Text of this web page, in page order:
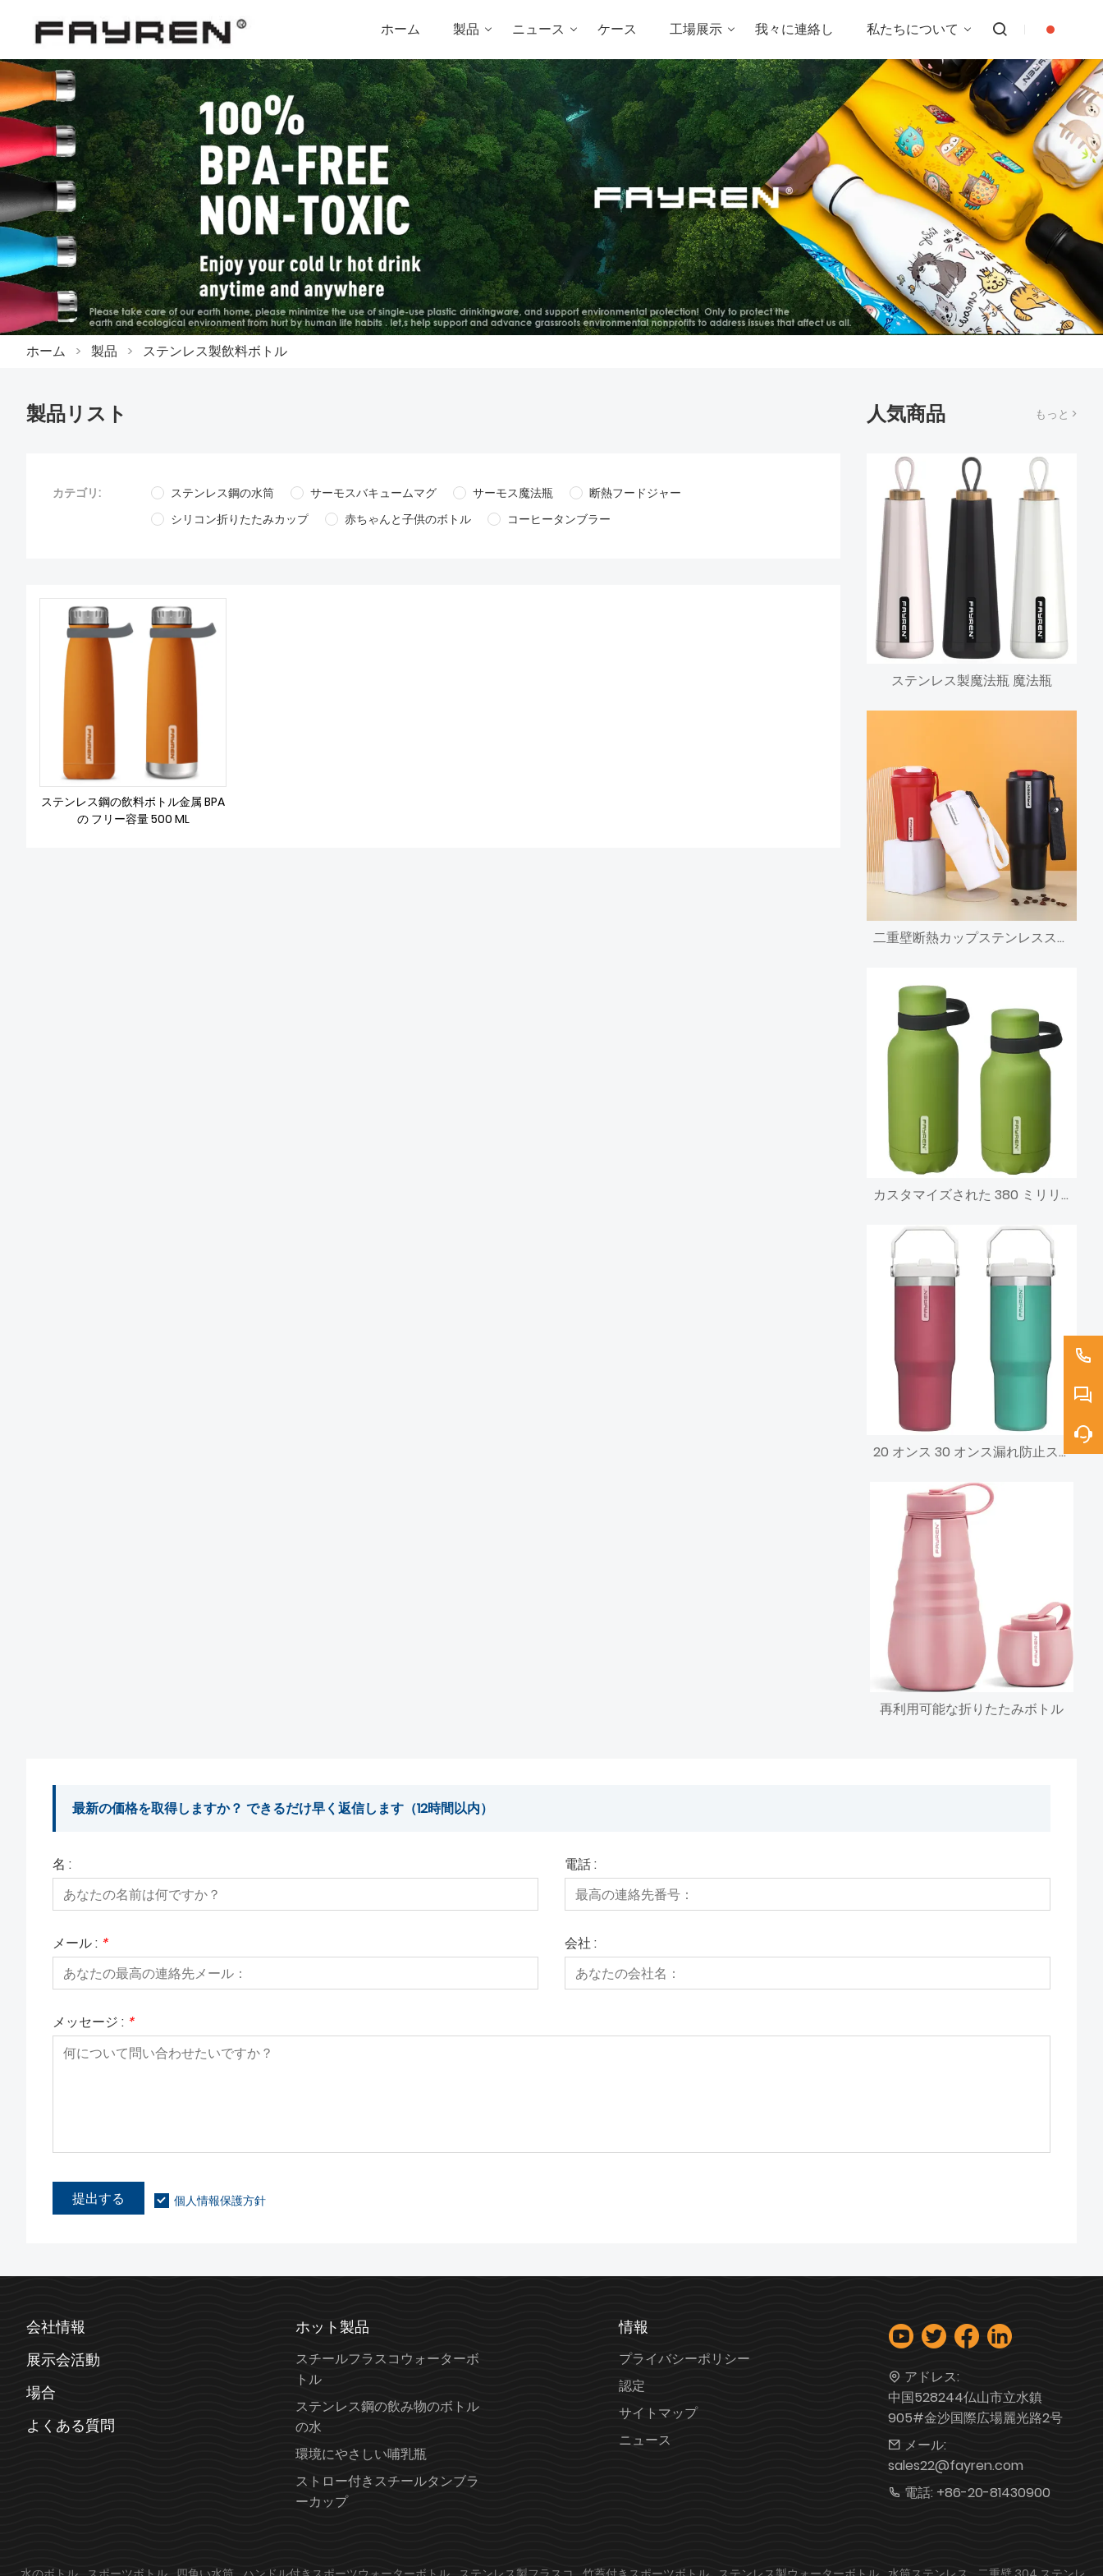
ホーム 製品 ニュース ケース 工場展示 我々に連絡し 私たちについて
ホーム > 製品 > ステンレス製飲料ボトル
製品リスト
カテゴリ: ステンレス鋼の水筒 サーモスバキュームマグ サーモス魔法瓶
断熱フードジャー
シリコン折りたたみカップ
赤ちゃんと子供のボトル コーヒータンブラー
ステンレス鋼の飲料ボトル金属 BPA
の フリー容量 500 ML
人気商品 もっと >
ステンレス製魔法瓶 魔法瓶
二重壁断熱カップステンレススチールトラベルタンブラーコーヒーマグ、蓋とストラップ付き
カスタマイズされた 380 ミリリットル 500 ミリリットル 700 ミリリットル 980 ミリリットルステンレス鋼魔法瓶水ボトル断熱スポーツボトル
20 オンス 30 オンス漏れ防止ステンレス鋼真空断熱旅行魔法瓶タンブラーコーヒー車マグハンドルとストローフリップ蓋
再利用可能な折りたたみボトル
最新の価格を取得しますか？ できるだけ早く返信します（12時間以内）
名 : 電話 :
メール : * 会社 :
メッセージ : *
提出する 個人情報保護方針
会社情報
展示会活動
場合
よくある質問
ホット製品
スチールフラスコウォーターボ
トル
ステンレス鋼の飲み物のボトル
の水
環境にやさしい哺乳瓶
ストロー付きスチールタンブラ
ーカップ
情報
プライバシーポリシー
認定
サイトマップ
ニュース
アドレス:
中国528244仏山市立水鎮
905#金沙国際広場麗光路2号
メール:
sales22@fayren.com
電話: +86-20-81430900